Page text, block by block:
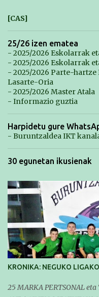
[CAS]
25/26 izen ematea
- 2025/2026 Eskolarrak
- 2025/2026 Eskolarrak
- 2025/2026 Parte-
Lasarte-Oria
- 2025/2026 Master Atala
- Informazio guztia
Harpidetu gure
- Buruntzaldea IKT
30 egunetan ikusienak
KRONIKA: NEGUKO
25 MARKA PERTSONAL eta